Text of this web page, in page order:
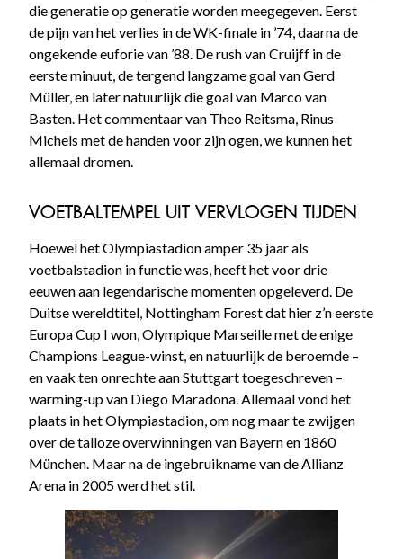
die generatie op generatie worden meegegeven. Eerst
de pijn van het verlies in de WK-finale in ’74, daarna de
ongekende euforie van ’88. De rush van Cruijff in de
eerste minuut, de tergend langzame goal van Gerd
Müller, en later natuurlijk die goal van Marco van
Basten. Het commentaar van Theo Reitsma, Rinus
Michels met de handen voor zijn ogen, we kunnen het
allemaal dromen.
VOETBALTEMPEL UIT VERVLOGEN TIJDEN
Hoewel het Olympiastadion amper 35 jaar als
voetbalstadion in functie was, heeft het voor drie
eeuwen aan legendarische momenten opgeleverd. De
Duitse wereldtitel, Nottingham Forest dat hier z’n eerste
Europa Cup I won, Olympique Marseille met de enige
Champions League-winst, en natuurlijk de beroemde –
en vaak ten onrechte aan Stuttgart toegeschreven –
warming-up van Diego Maradona. Allemaal vond het
plaats in het Olympiastadion, om nog maar te zwijgen
over de talloze overwinningen van Bayern en 1860
München. Maar na de ingebruikname van de Allianz
Arena in 2005 werd het stil.